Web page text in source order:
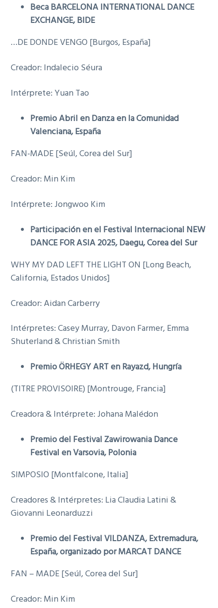
Beca BARCELONA INTERNATIONAL DANCE
EXCHANGE, BIDE
…DE DONDE VENGO [Burgos, España]
Creador: Indalecio Séura
Intérprete: Yuan Tao
Premio Abril en Danza en la Comunidad
Valenciana, España
FAN-MADE [Seúl, Corea del Sur]
Creador: Min Kim
Intérprete: Jongwoo Kim
Participación en el Festival Internacional NEW
DANCE FOR ASIA 2025, Daegu, Corea del Sur
WHY MY DAD LEFT THE LIGHT ON [Long Beach,
California, Estados Unidos]
Creador: Aidan Carberry
Intérpretes: Casey Murray, Davon Farmer, Emma
Shuterland & Christian Smith
Premio ÖRHEGY ART en Rayazd, Hungría
(TITRE PROVISOIRE) [Montrouge, Francia]
Creadora & Intérprete: Johana Malédon
Premio del Festival Zawirowania Dance
Festival en Varsovia, Polonia
SIMPOSIO [Montfalcone, Italia]
Creadores & Intérpretes: Lia Claudia Latini &
Giovanni Leonarduzzi
Premio del Festival VILDANZA, Extremadura,
España, organizado por MARCAT DANCE
FAN – MADE [Seúl, Corea del Sur]
Creador: Min Kim